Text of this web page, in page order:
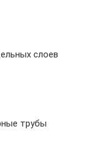
слоев
трубы